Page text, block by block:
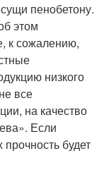
пенобетону.
этом
к сожалению,
низкого
все
на качество
Если
будет